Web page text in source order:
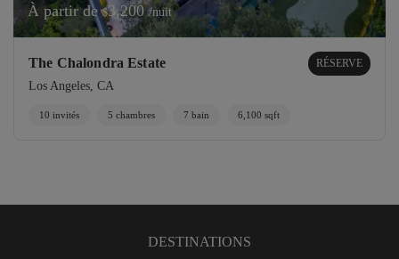
À partir de$3,200/nuit
The Chalondra Estate RÉSERVE
Los Angeles, CA
10 invités 5 chambres 7 bain 6,100 sqft
DESTINATIONS